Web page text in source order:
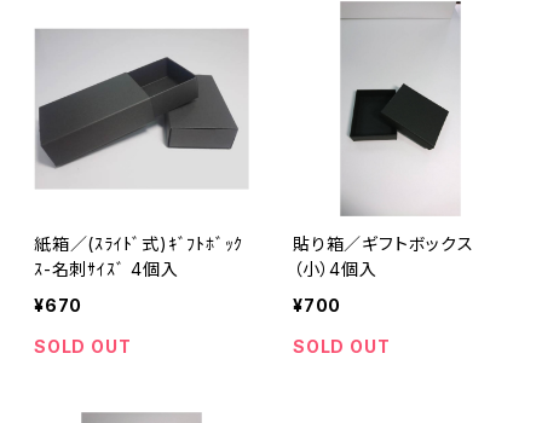
紙箱／(ｽﾗｲﾄﾞ式)ｷﾞﾌﾄﾎﾞｯｸ
ｽ-名刺ｻｲｽﾞ 4個入
¥670
SOLD OUT
貼り箱／ギフトボックス
（小）4個入
¥700
SOLD OUT